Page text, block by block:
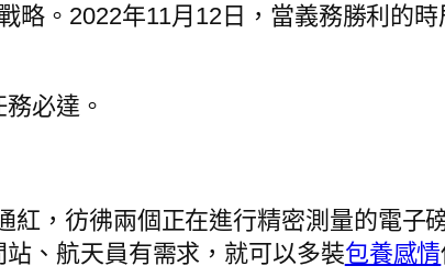
略。2022年11月12日，當義務勝利的
必達。
，彷彿兩個正在進行精密測量的電子
、航天員有需求，就可以多裝包養感情